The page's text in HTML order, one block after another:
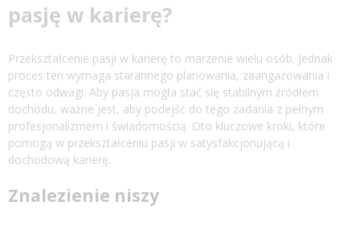
pasję w karierę?
Przekształcenie pasji w karierę to marzenie wielu osób. Jednak
proces ten wymaga starannego planowania, zaangażowania i
często odwagi. Aby pasja mogła stać się stabilnym źródłem
dochodu, ważne jest, aby podejść do tego zadania z pełnym
profesjonalizmem i świadomością. Oto kluczowe kroki, które
pomogą w przekształceniu pasji w satysfakcjonującą i
dochodową karierę.
Znalezienie niszy